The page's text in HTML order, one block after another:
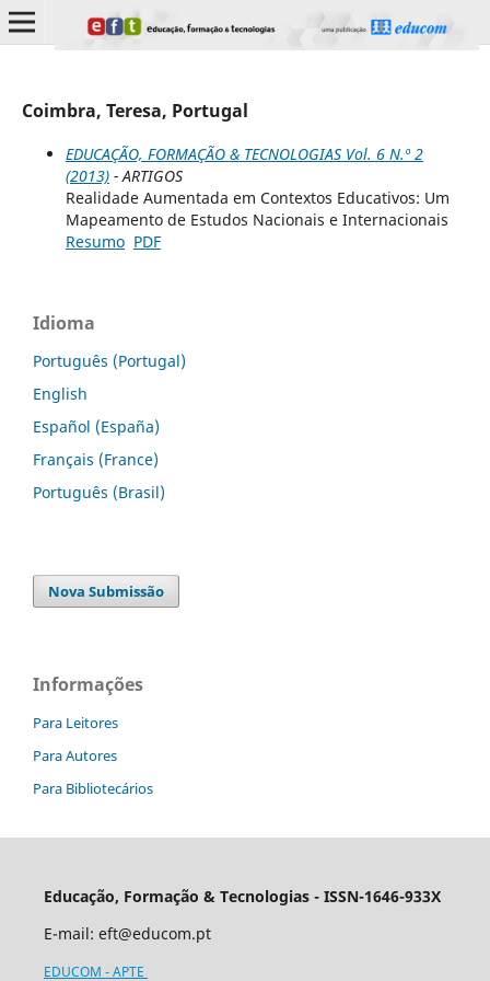
Coimbra, Teresa, Portugal
EDUCAÇÃO, FORMAÇÃO & TECNOLOGIAS Vol. 6 N.º 2
(2013)- ARTIGOS
Realidade Aumentada em Contextos Educativos: Um
Mapeamento de Estudos Nacionais e Internacionais
Resumo PDF
Idioma
Português (Portugal)
English
Español (España)
Français (France)
Português (Brasil)
Nova Submissão
Informações
Para Leitores
Para Autores
Para Bibliotecários
Educação, Formação & Tecnologias - ISSN-1646-933X
E-mail: eft@educom.pt
EDUCOM - APTE